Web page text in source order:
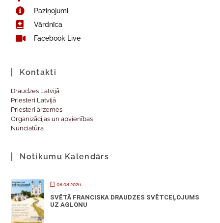
Paziņojumi
Vārdnīca
Facebook Live
Kontakti
Draudzes Latvijā
Priesteri Latvijā
Priesteri ārzemēs
Organizācijas un apvienības
Nunciatūra
Notikumu Kalendārs
08.08.2026.
SVĒTĀ FRANCISKA DRAUDZES SVĒTCEĻOJUMS
UZ AGLONU